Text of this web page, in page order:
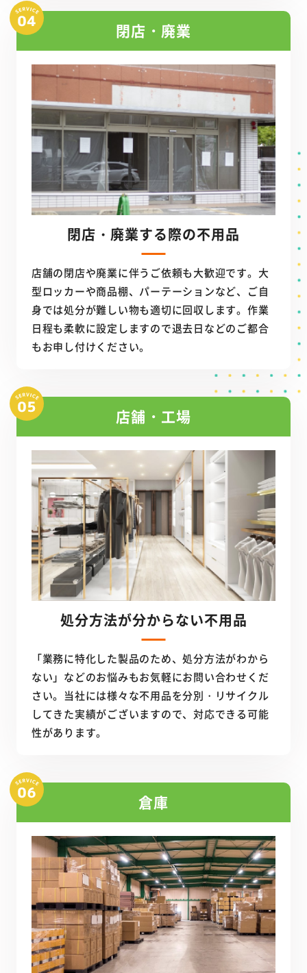
閉店・廃業
閉店・廃業する際の不用品
店舗の閉店や廃業に伴うご依頼も大歓迎です。大
型ロッカーや商品棚、パーテーションなど、ご自
身では処分が難しい物も適切に回収します。作業
日程も柔軟に設定しますので退去日などのご都合
もお申し付けください。
店舗・工場
処分方法が分からない不用品
「業務に特化した製品のため、処分方法がわから
ない」などのお悩みもお気軽にお問い合わせくだ
さい。当社には様々な不用品を分別・リサイクル
してきた実績がございますので、対応できる可能
性があります。
倉庫